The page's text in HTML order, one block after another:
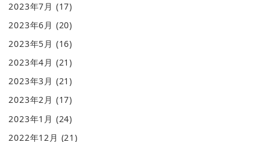
2023年7月 (17)
2023年6月 (20)
2023年5月 (16)
2023年4月 (21)
2023年3月 (21)
2023年2月 (17)
2023年1月 (24)
2022年12月 (21)